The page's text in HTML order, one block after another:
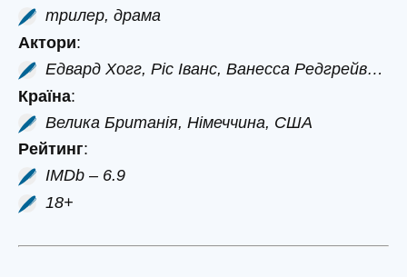
трилер, драма
Актори:
Едвард Хогг, Ріс Іванс, Ванесса Редгрейв…
Країна:
Велика Британія, Німеччина, США
Рейтинг:
IMDb – 6.9
18+